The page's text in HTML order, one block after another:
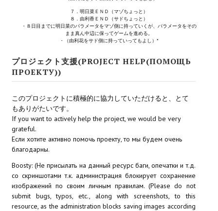
７．明日菜ＥＮＤ（マゾちょっと）
８．由利香ＥＮＤ（サドちょっと）
・８日目までに明日菜のパラメータをマゾ側に持っていくが、パラメータをその
まま真ん中辺に保ってゲームを進める。
・（由利花をサド側に持っていってもよし）*
プロジェクト支援(PROJECT HELP(ПОМОЩЬ
ПРОЕКТУ))
このプロジェクトに積極的に協力していただけると、とて
もありがたいです。
If you want to actively help the project, we would be very
grateful.
Если хотите активно помочь проекту, то мы будем очень
благодарны.
Boosty: (Не присылать на данный ресурс баги, опечатки и т.д.
со скриншотами т.к. администрация блокирует сохранение
изображений по своим личным правилам. (Please do not
submit bugs, typos, etc., along with screenshots, to this
resource, as the administration blocks saving images according